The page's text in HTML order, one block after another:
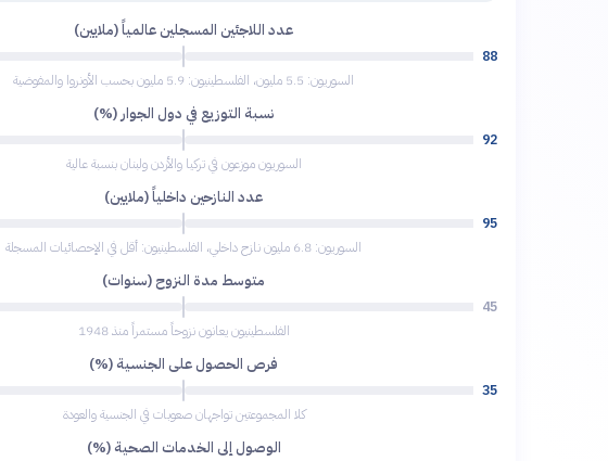
عدد اللاجئين المسجلين عالمياً (ملايين)
88
السوريون: 5.5 مليون، الفلسطينيون: 5.9 مليون بحسب الأونروا والمفوضية
نسبة التوزيع في دول الجوار (%)
92
السوريون موزعون في تركيا والأردن ولبنان بنسبة عالية
عدد النازحين داخلياً (ملايين)
95
السوريون: 6.8 مليون نازح داخلي، الفلسطينيون: أقل في الإحصائيات المسجلة
متوسط مدة النزوح (سنوات)
45
الفلسطينيون يعانون نزوحاً مستمراً منذ 1948
فرص الحصول على الجنسية (%)
35
كلا المجموعتين تواجهان صعوبات في الجنسية والعودة
الوصول إلى الخدمات الصحية (%)